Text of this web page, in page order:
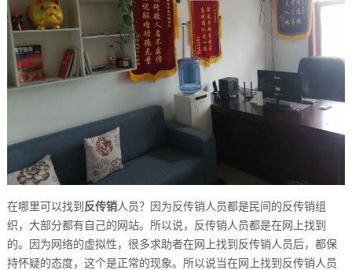
在哪里可以找到 反传销人员？因为反传销人员都是民间的反传销组
织，大部分都有自己的网站。所以说，反传销人员都是在网上找到
的。因为网络的虚拟性，很多求助者在网上找到反传销人员后，都保
持怀疑的态度，这个是正常的现象。所以说当在网上找到反传销人员